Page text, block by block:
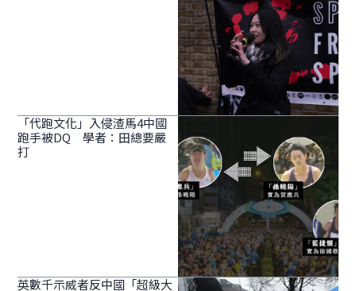
「代跑文化」入侵渣馬4中國
跑手被DQ 學者：田總要嚴
打
英數千示威者反中國「超級大